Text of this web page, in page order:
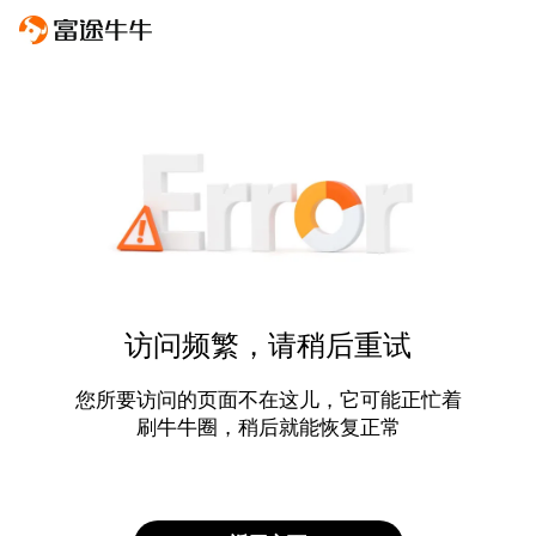
访问频繁，请稍后重试
您所要访问的页面不在这儿，它可能正忙着
刷牛牛圈，稍后就能恢复正常